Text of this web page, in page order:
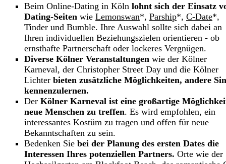
Beim Online-Dating in Köln lohnt sich der Einsatz
Dating-Seiten wie Lemonswan*, Parship*, C-Date*,
Tinder und Bumble. Ihre Auswahl sollte sich dabei an
Ihren individuellen Beziehungszielen orientieren - ob
ernsthafte Partnerschaft oder lockeres Vergnügen.
Diverse Kölner Veranstaltungen wie der Kölner
Karneval, der Christopher Street Day und die Kölner
Lichter bieten zusätzliche Möglichkeiten, andere
kennenzulernen.
Der Kölner Karneval ist eine großartige
neue Menschen zu treffen. Es wird empfohlen, ein
interessantes Kostüm zu tragen und offen für neue
Bekanntschaften zu sein.
Bedenken Sie bei der Planung des ersten Dates die
Interessen Ihres potenziellen Partners. Orte wie der